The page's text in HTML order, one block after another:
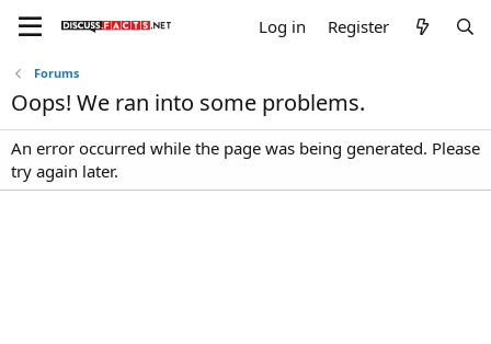
Log in Register
Forums
Oops! We ran into some problems.
An error occurred while the page was being generated. Please
try again later.